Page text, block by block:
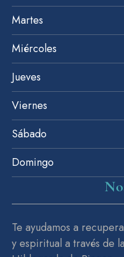
Te ayudamos a
y espiritual a través de
Martes
Miércoles
Jueves
Viernes
Sábado
Domingo